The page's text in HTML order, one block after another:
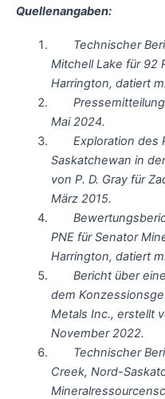
Quellenangaben:
Technischer
Mitchell Lake für 92
Harrington, datiert
Mai 2024.
Exploration des
Saskatchewan in
von P. D. Gray für
März 2015.
PNE für Senator
Harrington, datiert
Bericht über
dem
Metals Inc., erstellt
November 2022.
Technischer
Creek, Nord-